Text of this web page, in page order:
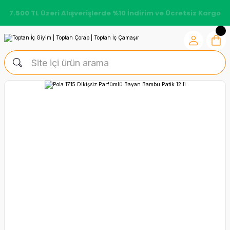
7.500 TL Üzeri Alışverişlerde %10 İndirim ve Ücretsiz Kargo